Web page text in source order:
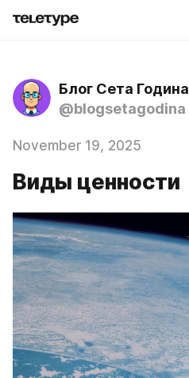
Блог Сета Година
@blogsetagodina
November 19, 2025
Виды ценности